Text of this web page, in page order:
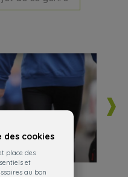
des cookies
place des
et
au bon